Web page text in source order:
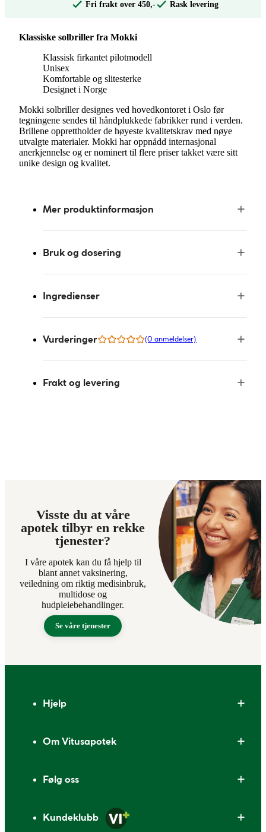
Fri frakt over 450,- Rask levering
Klassiske solbriller fra Mokki
Klassisk firkantet pilotmodell
Unisex
Komfortable og slitesterke
Designet i Norge
Mokki solbriller designes ved hovedkontoret i Oslo før
tegningene sendes til håndplukkede fabrikker rund i verden.
Brillene opprettholder de høyeste kvalitetskrav med nøye
utvalgte materialer. Mokki har oppnådd internasjonal
anerkjennelse og er nominert til flere priser takket være sitt
unike design og kvalitet.
Mer produktinformasjon
Bruk og dosering
Ingredienser
Vurderinger (0 anmeldelser)
Frakt og levering
Visste du at våre
apotek tilbyr en rekke
tjenester?
I våre apotek kan du få hjelp til
blant annet vaksinering,
veiledning om riktig medisinbruk,
multidose og
hudpleiebehandlinger.
Se våre tjenester
Hjelp
Om Vitusapotek
Følg oss
Kundeklubb